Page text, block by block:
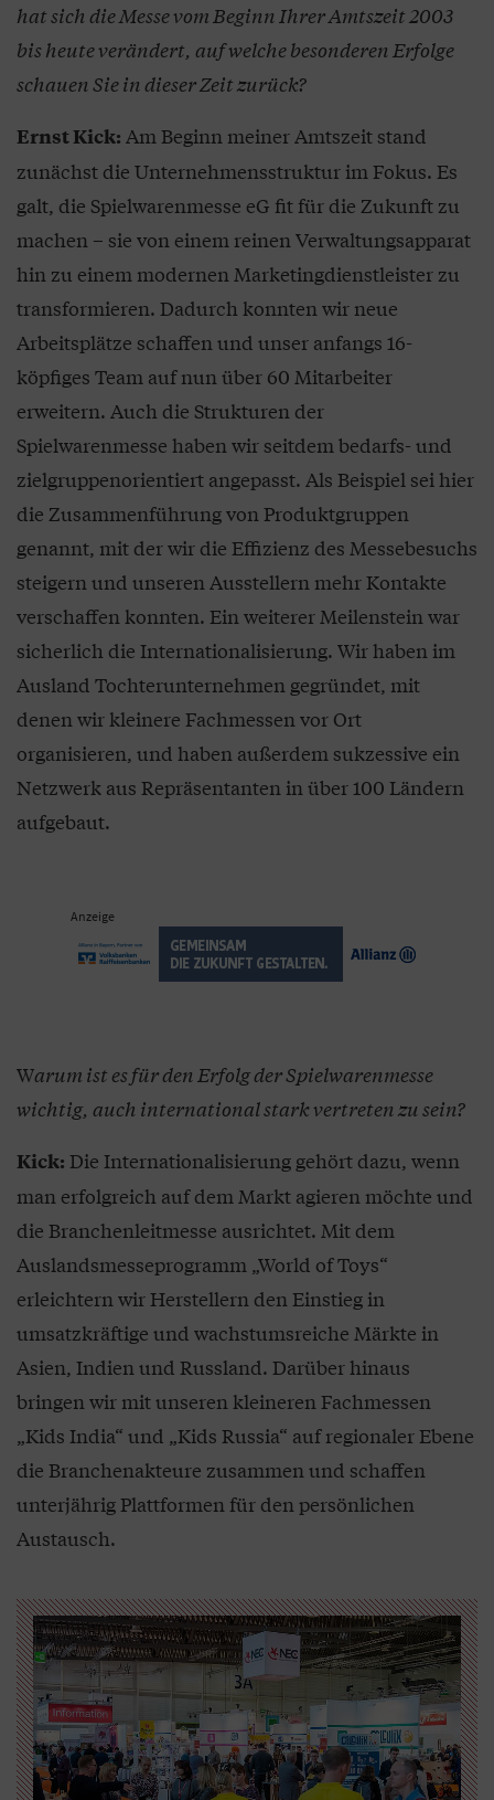
hat sich die Messe vom Beginn Ihrer Amtszeit 2003
bis heute verändert, auf welche besonderen Erfolge
schauen Sie in dieser Zeit zurück?
Ernst Kick: Am Beginn meiner Amtszeit stand
zunächst die Unternehmensstruktur im Fokus. Es
galt, die Spielwarenmesse eG fit für die Zukunft zu
machen – sie von einem reinen Verwaltungsapparat
hin zu einem modernen Marketingdienstleister zu
transformieren. Dadurch konnten wir neue
Arbeitsplätze schaffen und unser anfangs 16-
köpfiges Team auf nun über 60 Mitarbeiter
erweitern. Auch die Strukturen der
Spielwarenmesse haben wir seitdem bedarfs- und
zielgruppenorientiert angepasst. Als Beispiel sei hier
die Zusammenführung von Produktgruppen
genannt, mit der wir die Effizienz des Messebesuchs
steigern und unseren Ausstellern mehr Kontakte
verschaffen konnten. Ein weiterer Meilenstein war
sicherlich die Internationalisierung. Wir haben im
Ausland Tochterunternehmen gegründet, mit
denen wir kleinere Fachmessen vor Ort
organisieren, und haben außerdem sukzessive ein
Netzwerk aus Repräsentanten in über 100 Ländern
aufgebaut.
Anzeige
Warum ist es für den Erfolg der Spielwarenmesse
wichtig, auch international stark vertreten zu sein?
Kick: Die Internationalisierung gehört dazu, wenn
man erfolgreich auf dem Markt agieren möchte und
die Branchenleitmesse ausrichtet. Mit dem
Auslandsmesseprogramm „World of Toys“
erleichtern wir Herstellern den Einstieg in
umsatzkräftige und wachstumsreiche Märkte in
Asien, Indien und Russland. Darüber hinaus
bringen wir mit unseren kleineren Fachmessen
„Kids India“ und „Kids Russia“ auf regionaler Ebene
die Branchenakteure zusammen und schaffen
unterjährig Plattformen für den persönlichen
Austausch.